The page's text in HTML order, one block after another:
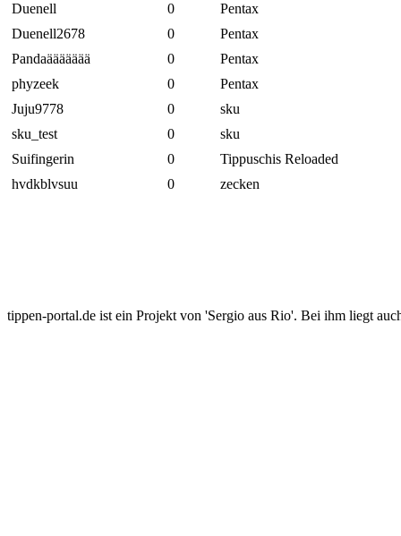
Duenell
0
Pentax
Duenell2678
0
Pentax
Pandaäääääää
0
Pentax
phyzeek
0
Pentax
Juju9778
0
sku
sku_test
0
sku
Suifingerin
0
Tippuschis Reloaded
hvdkblvsuu
0 zecken
tippen-portal.de ist ein Projekt von 'Sergio aus Rio'. Bei ihm liegt